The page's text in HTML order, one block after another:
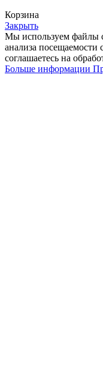
Корзина
Закрыть
Мы используем файлы
анализа посещаемости
соглашаетесь на
Больше информации